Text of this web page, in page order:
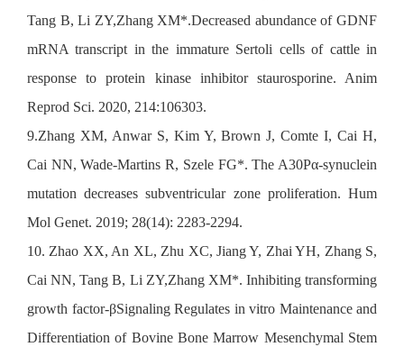
Tang B, Li ZY,Zhang XM*.Decreased abundance of GDNF
mRNA transcript in the immature Sertoli cells of cattle in
response to protein kinase inhibitor staurosporine. Anim
Reprod Sci. 2020, 214:106303.
9.Zhang XM, Anwar S, Kim Y, Brown J, Comte I, Cai H,
Cai NN, Wade-Martins R, Szele FG*. The A30Pα-synuclein
mutation decreases subventricular zone proliferation. Hum
Mol Genet. 2019; 28(14): 2283-2294.
10. Zhao XX, An XL, Zhu XC, Jiang Y, Zhai YH, Zhang S,
Cai NN, Tang B, Li ZY,Zhang XM*. Inhibiting transforming
growth factor-βSignaling Regulates in vitro Maintenance and
Differentiation of Bovine Bone Marrow Mesenchymal Stem